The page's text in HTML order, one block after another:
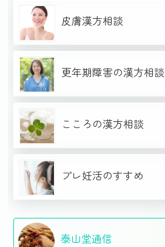
皮膚漢方相談
更年期障害の漢方相談
こころの漢方相談
プレ妊活のすすめ
泰山堂通信